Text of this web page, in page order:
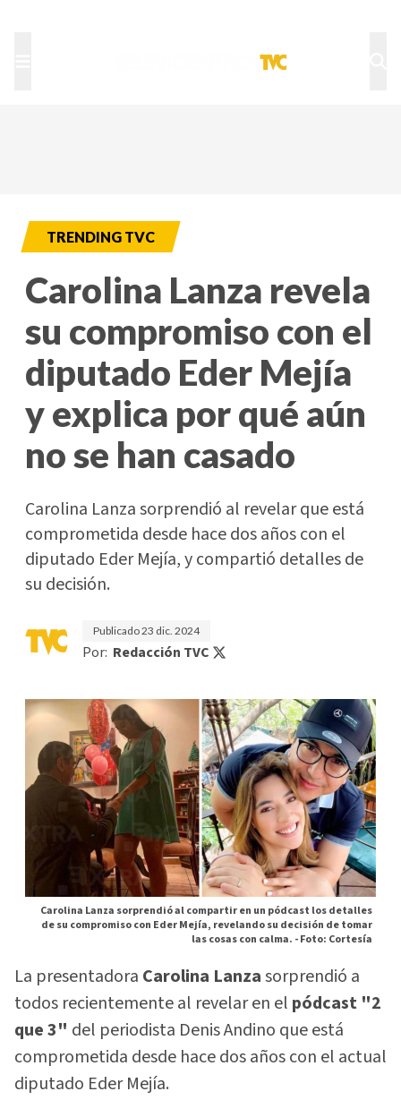
TRENDING TVC
Carolina Lanza revela
su compromiso con el
diputado Eder Mejía
y explica por qué aún
no se han casado
Carolina Lanza sorprendió al revelar que está
comprometida desde hace dos años con el
diputado Eder Mejía, y compartió detalles de
su decisión.
Publicado23 dic. 2024
Por: Redacción TVC
Carolina Lanza sorprendió al compartir en un pódcast los detalles
de su compromiso con Eder Mejía, revelando su decisión de tomar
las cosas con calma. -Foto: Cortesía
La presentadora Carolina Lanzasorprendió a
todos recientemente al revelar en el pódcast "2
que 3" del periodista Denis Andino que está
comprometida desde hace dos años con el actual
diputado Eder Mejía.